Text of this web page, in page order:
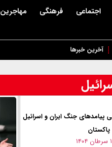
اجتماعی فرهنگی مهاجرین
آخرین خبرها
پیامدهای جنگ ایران و اسرائیل
پاکستان
۱۴۰۴